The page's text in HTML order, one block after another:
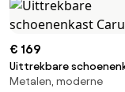
€ 169
Uittrekbare
Caruso
Metalen, moderne